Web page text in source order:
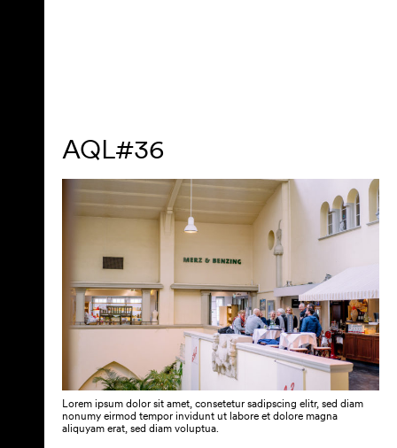
AQL#36
Lorem ipsum dolor sit amet, consetetur sadipscing elitr, sed diam
nonumy eirmod tempor invidunt ut labore et dolore magna
aliquyam erat, sed diam voluptua.